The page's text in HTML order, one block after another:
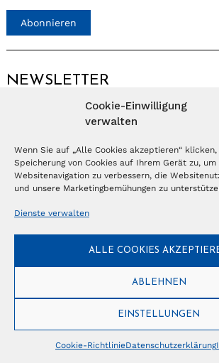
Cookie-Einwilligung
verwalten
Wenn Sie auf „Alle Cookies akzeptieren“
Speicherung von Cookies auf Ihrem Gerät zu, um
Websitenavigation zu verbessern, die
und unsere Marketingbemühungen zu
Dienste verwalten
ALLE COOKIES
ABLEHNEN
EINSTELLUNGEN
Cookie-RichtlinieDatenschutzerklärung
Abonnieren
NEWSLETTER
© Copyright 2026 – Ferientrends // info@tlvg.ch
Tourismus Lifestyle Verlag GmbH //
Datenschutzerklärung//